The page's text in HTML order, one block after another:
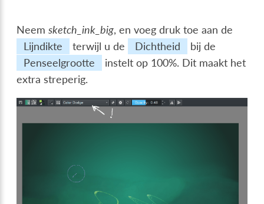
Neemsketch_ink_big, en voeg druk toe aan de
Lijndikte
terwijl u de Dichtheid
bij de
Penseelgrootte
instelt op 100%. Dit maakt het
extra streperig.